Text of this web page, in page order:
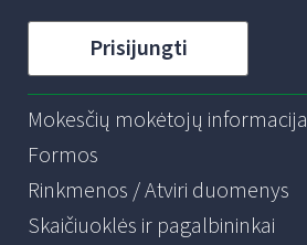
Prisijungti
Mokesčių mokėtojų informacija
Formos
Rinkmenos / Atviri duomenys
Skaičiuoklės ir pagalbininkai